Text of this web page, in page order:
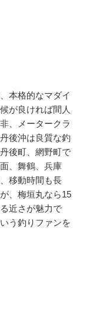
本格的なマダイ
が良ければ間人
、メータークラ
後沖は良質な釣
後町、網野町で
、舞鶴、兵庫
移動時間も長
、梅垣丸なら15
近さが魅力で
う釣りファンを